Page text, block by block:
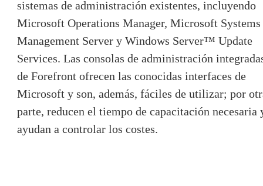
sistemas de administración existentes, incluyendo
Microsoft Operations Manager, Microsoft Systems
Management Server y Windows Server™ Update
Services. Las consolas de administración
de Forefront ofrecen las conocidas interfaces de
Microsoft y son, además, fáciles de utilizar; por
parte, reducen el tiempo de capacitación necesaria
ayudan a controlar los costes.